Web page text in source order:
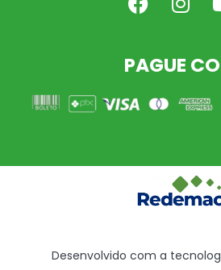
PAGUE
Desenvolvido com a